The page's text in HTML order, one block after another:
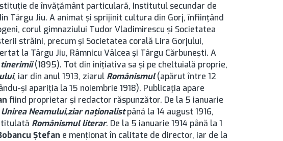
de învățământ particulară, Institutul secundar de
Târgu Jiu. A animat și sprijinit cultura din Gorj, înființând
corul gimnaziului Tudor Vladimirescu și Societatea
străini, precum și Societatea corală Lira Gorjului,
la Târgu Jiu, Râmnicu Vâlcea și Târgu Cărbunești. A
(1895). Tot din iniţiativa sa şi pe cheltuială proprie,
, iar din anul 1913, ziarul Românismul(apărut între 12
şi apariţia la 15 noiembrie 1918). Publicaţia apare
fiind proprietar şi redactor răspunzător. De la 5 ianuarie
Unirea Neamului,ziar naţionalistpână la 14 august 1916,
Românismul literar. De la 5 ianuarie 1914 până la 1
Ştefan e menţionat în calitate de director, iar de la